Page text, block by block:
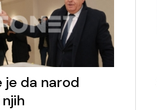
je da narod